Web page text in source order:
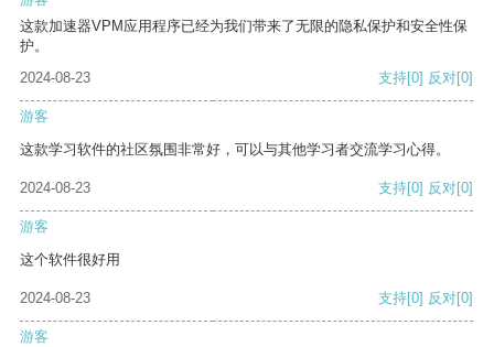
这款加速器VPM应用程序已经为我们带来了无限的隐私保护和安全性保
护。
2024-08-23
支持[0] 反对[0]
游客
这款学习软件的社区氛围非常好，可以与其他学习者交流学习心得。
2024-08-23 支持[0] 反对[0]
游客
这个软件很好用
2024-08-23 支持[0] 反对[0]
游客